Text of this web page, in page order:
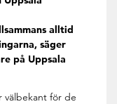
alltid
säger
på Uppsala
välbekant för de